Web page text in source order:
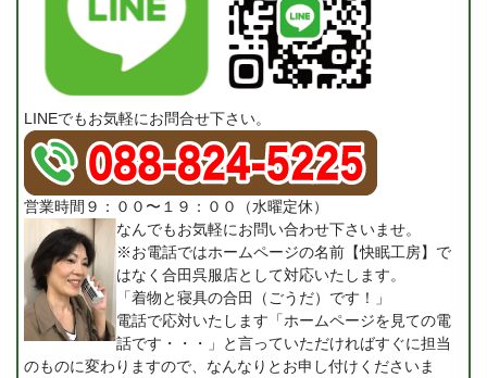
LINEでもお気軽にお問合せ下さい。
営業時間９：００〜１９：００（水曜定休）
なんでもお気軽にお問い合わせ下さいませ。
※お電話ではホームページの名前【快眠工房】で
はなく合田呉服店として対応いたします。
「着物と寝具の合田（ごうだ）です！」
電話で応対いたします「ホームページを見ての電
話です・・・」と言っていただければすぐに担当
のものに変わりますので、なんなりとお申し付けくださいま